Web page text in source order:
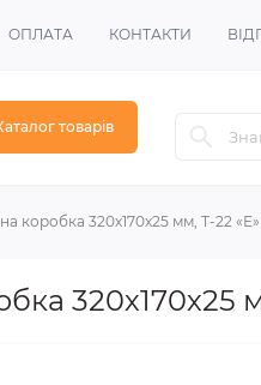
ОПЛАТА КОНТАКТИ
товарів
коробка 320х170х25 мм, Т-22
320х170х25